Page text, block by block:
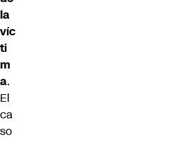
la
víc
ti
m
a.
El
ca
so